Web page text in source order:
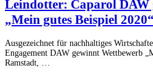
Leindotter: Caparol DAW
„Mein gutes Beispiel 2020“
Ausgezeichnet für nachhaltiges
Engagement DAW gewinnt Wettbewerb
Ramstadt, …